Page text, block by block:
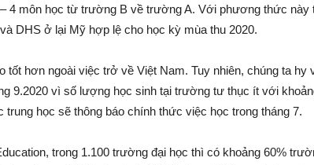
4 môn học từ trường B về trường A. Với phương thức này
DHS ở lại Mỹ hợp lệ cho học kỳ mùa thu 2020.
hơn ngoài việc trở về Việt Nam. Tuy nhiên, chúng ta hy
9.2020 vì số lượng học sinh tại trường tư thục ít với
học sẽ thông báo chính thức việc học trong tháng 7.
trong 1.100 trường đại học thì có khoảng 60%